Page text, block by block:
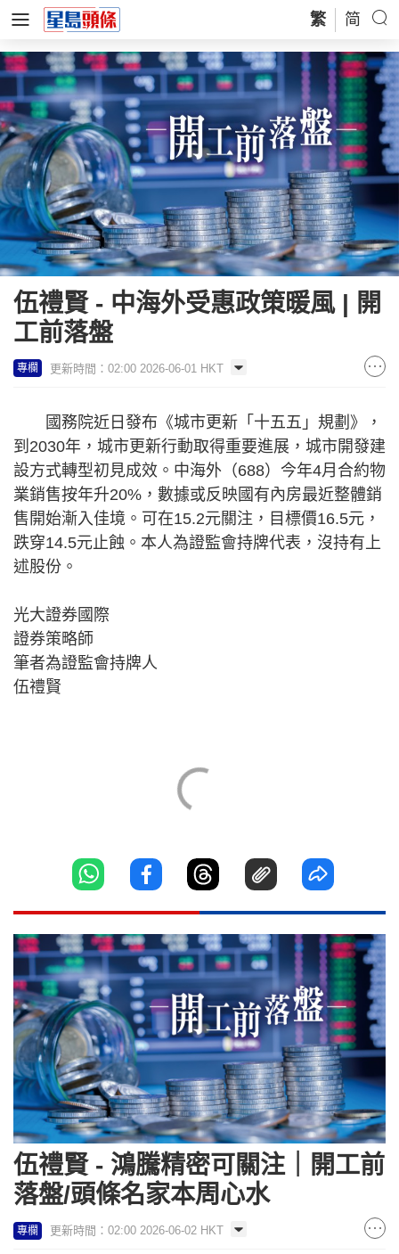
繁 简
伍禮賢 - 中海外受惠政策暖風 | 開
工前落盤
專欄 更新時間：02:00 2026-06-01 HKT
國務院近日發布《城市更新「十五五」規劃》，
到2030年，城市更新行動取得重要進展，城市開發建
設方式轉型初見成效。中海外（688）今年4月合約物
業銷售按年升20%，數據或反映國有內房最近整體銷
售開始漸入佳境。可在15.2元關注，目標價16.5元，
跌穿14.5元止蝕。本人為證監會持牌代表，沒持有上
述股份​​。
光大證券國際
證券策略師
筆者為證監會持牌人
伍禮賢
伍禮賢 - 鴻騰精密可關注｜開工前
落盤/頭條名家本周心水
專欄 更新時間：02:00 2026-06-02 HKT